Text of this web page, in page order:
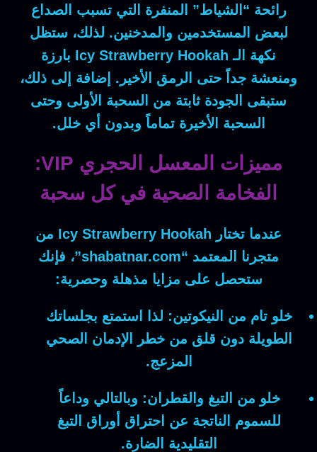
رائحة “الشياط” المنفرة التي تسبب الصداع
لبعض المستخدمين والمدخنين. لذلك، ستظل
نكهة الـ Icy Strawberry Hookah بارزة
ومنعشة جداً حتى الرمق الأخير. إضافة إلى ذلك،
ستبقى الجودة ثابتة من السحبة الأولى وحتى
السحبة الأخيرة تماماً وبدون أي خلل.
مميزات المعسل الحجري VIP:
الفخامة الصحية في كل سحبة
عندما تختار Icy Strawberry Hookah من
متجرنا المعتمد “shabatnar.com”،
فإنك
ستحصل على مزايا مذهلة وحصرية:
خلو تام من النيكوتين: لذا
استمتع بجلساتك
الطويلة دون قلق من خطر الإدمان الصحي
المزعج.
خلو من التبغ والقطران: وبالتالي وداعاً
للسموم الناتجة عن احتراق أوراق التبغ
التقليدية الضارة.